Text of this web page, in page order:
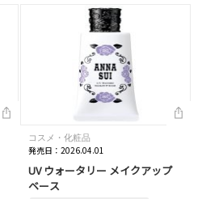
コスメ・化粧品
発売日：2026.04.01
UV ウォータリー メイクアップ
ベース